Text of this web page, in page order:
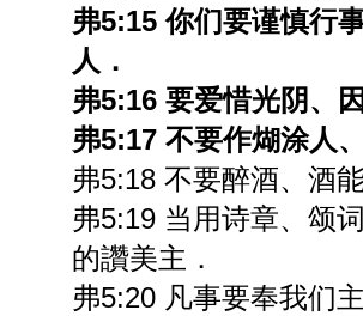
弗5:15 你们要谨慎行
人．
弗5:16 要爱惜光阴、
弗5:17 不要作煳涂人
弗5:18 不要醉酒、酒
弗5:19 当用诗章、颂
的讚美主．
弗5:20 凡事要奉我们